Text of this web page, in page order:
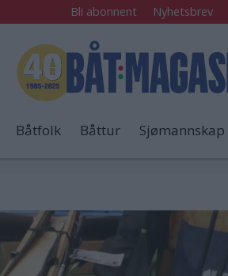
Bli abonnent Nyhetsbrev
Båtfolk Båttur Sjømannskap